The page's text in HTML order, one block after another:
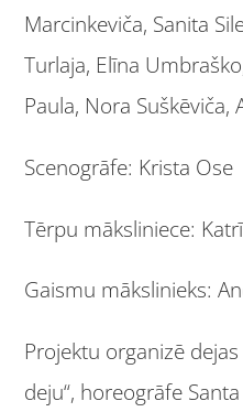
Marcinkeviča, Sanita
Turlaja, Elīna
Paula, Nora Suškēviča,
Scenogrāfe: Krista Ose
Tērpu māksliniece:
Gaismu mākslinieks:
Projektu organizē
deju“, horeogrāfe